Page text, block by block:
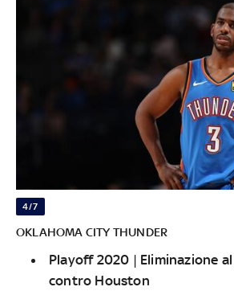
4/7
OKLAHOMA CITY THUNDER
Playoff 2020 | Eliminazione
contro Houston